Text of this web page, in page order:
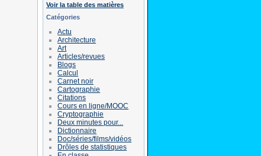
Voir la table des matières
Catégories
Actu
Architecture
Art
Articles/revues
Blogs
Calcul
Carnet noir
Cartographie
Citations
Cours en ligne/MOOC
Cryptographie
Deux minutes pour...
Dictionnaire
Doc/séries/films/vidéos
Drôles de statistiques